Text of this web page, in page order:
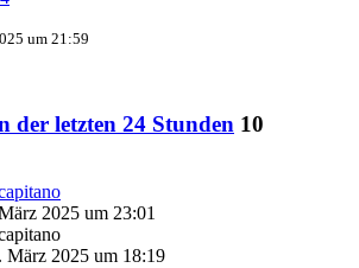
um 21:59
der letzten 24 Stunden 10
2025 um 23:01
März 2025 um 18:19